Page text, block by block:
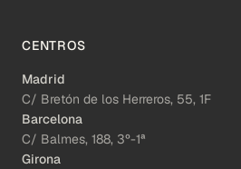
CENTROS
Madrid
C/ Bretón de los Herreros, 55, 1F
Barcelona
C/ Balmes, 188, 3º-1ª
Girona